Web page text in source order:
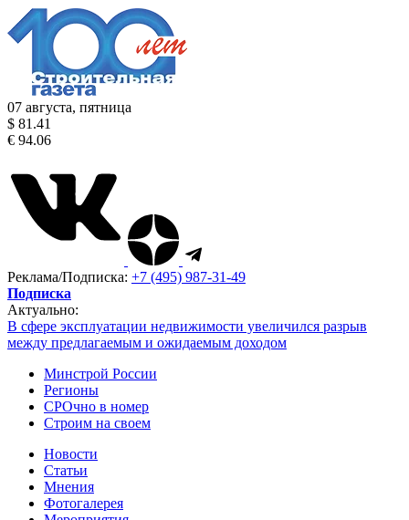
07 августа, пятница
$ 81.41
€ 94.06
Реклама/Подписка: +7 (495) 987-31-49
Подписка
Актуально:
В сфере эксплуатации недвижимости увеличился разрыв
между предлагаемым и ожидаемым доходом
Минстрой России
Регионы
СРОчно в номер
Строим на своем
Новости
Статьи
Мнения
Фотогалерея